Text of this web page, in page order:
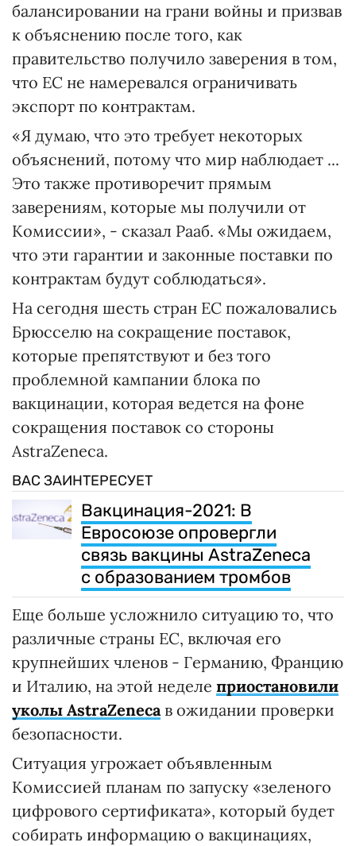
балансировании на грани войны и призвав
к объяснению после того, как
правительство получило заверения в том,
что ЕС не намеревался ограничивать
экспорт по контрактам.
«Я думаю, что это требует некоторых
объяснений, потому что мир наблюдает ...
Это также противоречит прямым
заверениям, которые мы получили от
Комиссии», - сказал Рааб. «Мы ожидаем,
что эти гарантии и законные поставки по
контрактам будут соблюдаться».
На сегодня шесть стран ЕС пожаловались
Брюсселю на сокращение поставок,
которые препятствуют и без того
проблемной кампании блока по
вакцинации, которая ведется на фоне
сокращения поставок со стороны
AstraZeneca.
ВАС ЗАИНТЕРЕСУЕТ
Вакцинация-2021: В
Евросоюзе опровергли
связь вакцины AstraZeneca
с образованием тромбов
Еще больше усложнило ситуацию то, что
различные страны ЕС, включая его
крупнейших членов - Германию, Францию
​​и Италию, на этой неделе приостановили
уколы AstraZenecaв ожидании проверки
безопасности.
Ситуация угрожает объявленным
Комиссией планам по запуску «зеленого
цифрового сертификата», который будет
собирать информацию о вакцинациях,